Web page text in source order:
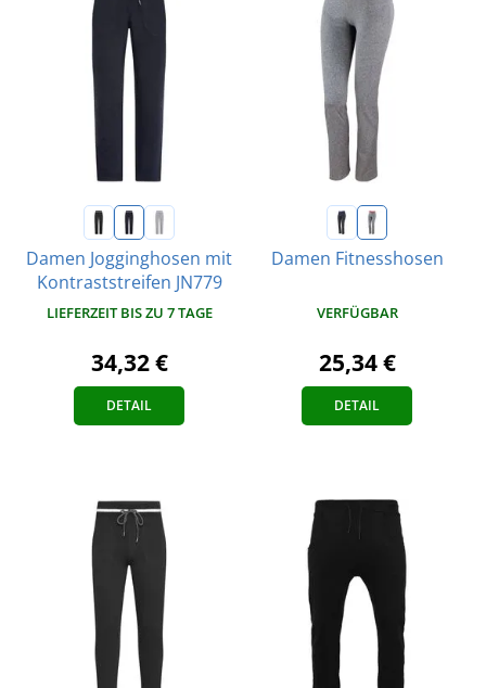
Damen Jogginghosen mit
Kontraststreifen JN779
LIEFERZEIT BIS ZU 7 TAGE
34,32 €
DETAIL
Damen Fitnesshosen
VERFÜGBAR
25,34 €
DETAIL